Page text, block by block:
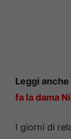
Leggi
fa la dama
I giorni di